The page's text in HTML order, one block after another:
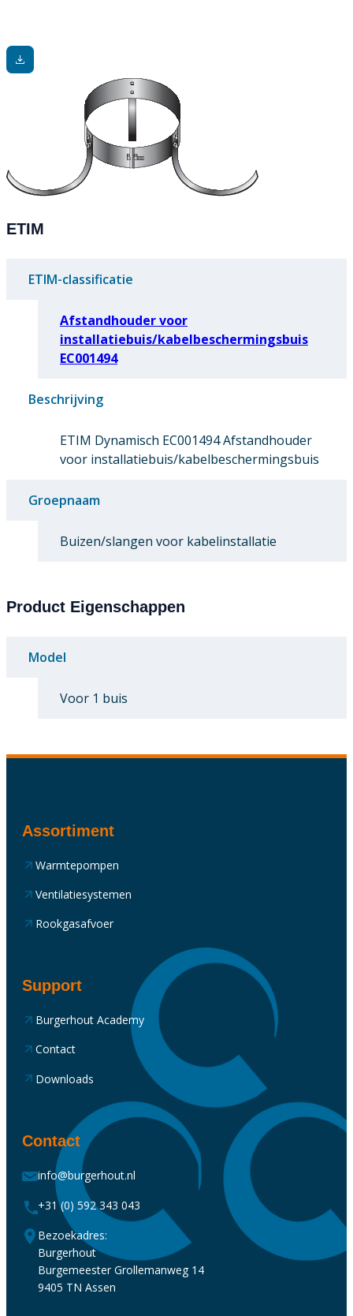
ETIM
ETIM-classificatie
Afstandhouder voor
installatiebuis/kabelbeschermingsbuis
EC001494
Beschrijving
ETIM Dynamisch EC001494 Afstandhouder
voor installatiebuis/kabelbeschermingsbuis
Groepnaam
Buizen/slangen voor kabelinstallatie
Product Eigenschappen
Model
Voor 1 buis
Assortiment
Warmtepompen
Ventilatiesystemen
Rookgasafvoer
Support
Burgerhout Academy
Contact
Downloads
Contact
info@burgerhout.nl
+31 (0) 592 343 043
Bezoekadres:
Burgerhout
Burgemeester Grollemanweg 14
9405 TN Assen